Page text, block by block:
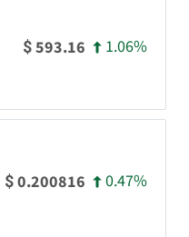
$593.16 1.06%
$0.200816 0.47%